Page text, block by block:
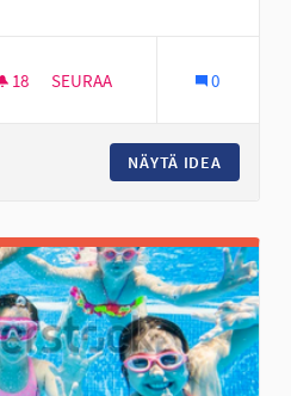
Eteläinen Seinäjoki
18 18 SEURAAJAA
SEURAA 0
NÄYTÄ IDEA